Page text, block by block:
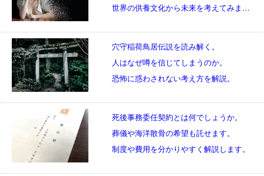
世界の供養文化から未来を考えてみましょう。
穴守稲荷鳥居伝説を読み解く。
人はなぜ噂を信じてしまうのか。
恐怖に惑わされない考え方を解説。
死後事務委任契約とは何でしょうか。
葬儀や海洋散骨の希望も託せます。
制度や費用を分かりやすく解説します。